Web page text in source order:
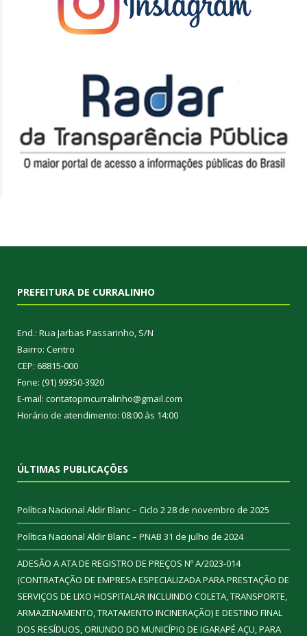
PREFEITURA DE CURRALINHO
End.: Rua Jarbas Passarinho, S/N
Bairro: Centro
CEP: 68815-000
Fone: (91) 99350-3920
E-mail: contatopmcurralinho@gmail.com
Horário de atendimento: 08:00 às 14:00
ÚLTIMAS PUBLICAÇÕES
Política Nacional Aldir Blanc – Ciclo 228 de novembro de 2025
Política Nacional Aldir Blanc – PNAB 31 de julho de 2024
ADESÃO A ATA DE REGISTRO DE PREÇOS Nº A/2023-014
(CONTRATAÇÃO DE EMPRESA ESPECIALIZADA PARA PRESTAÇÃO DE
SERVIÇOS DE LIXO HOSPITALAR INCLUINDO COLETA, TRANSPORTE,
ARMAZENAMENTO, TRATAMENTO INCINERAÇÃO) E DESTINO FINAL
DOS RESÍDUOS, ORIUNDO DO MUNICÍPIO DE IGARAPÉ AÇU, PARA